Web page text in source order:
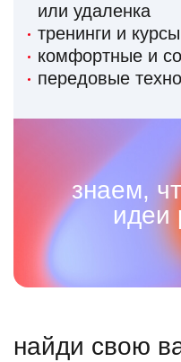
или удаленка
тренинги и
комфортные и
передовые
знаем,
идеи
найди свою